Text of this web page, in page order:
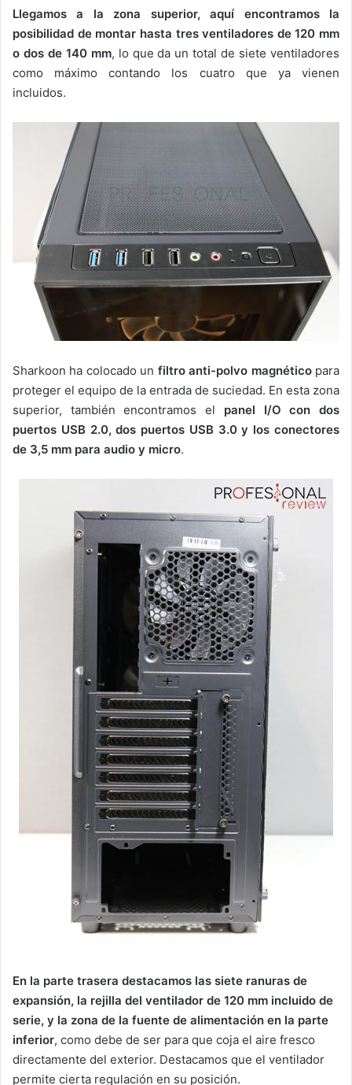
Llegamos a la zona superior, aquí encontramos la
posibilidad de montar hasta tres ventiladores de 120 mm
o dos de 140 mm, lo que da un total de siete ventiladores
como máximo contando los cuatro que ya vienen
incluidos.
Sharkoon ha colocado un filtro anti-polvo magnéticopara
proteger el equipo de la entrada de suciedad. En esta zona
superior, también encontramos el panel I/O con dos
puertos USB 2.0, dos puertos USB 3.0 y los conectores
de 3,5 mm para audio y micro.
En la parte trasera destacamos las siete ranuras de
expansión, la rejilla del ventilador de 120 mm incluido de
serie, y la zona de la fuente de alimentación en la parte
inferior, como debe de ser para que coja el aire fresco
directamente del exterior. Destacamos que el ventilador
permite cierta regulación en su posición.